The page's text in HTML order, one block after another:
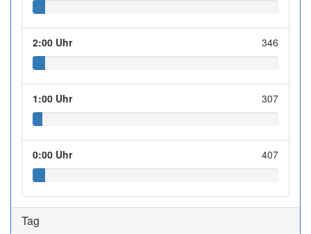
2:00 Uhr 346
1:00 Uhr 307
0:00 Uhr 407
Tag